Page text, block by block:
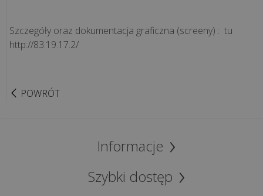
Szczegóły oraz dokumentacja graficzna (screeny) : tu
http://83.19.17.2/
POWRÓT
Informacje
Szybki dostęp